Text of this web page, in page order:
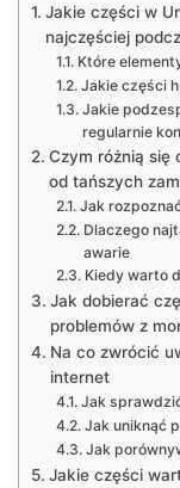
Jakie części w
najczęściej
Które
Jakie części
Jakie
regularnie
Czym różnią się
od tańszych
Jak
Dlaczego
awarie
Kiedy warto
Jak dobierać
problemów z
Na co zwrócić
internet
Jak
Jak uniknąć
Jak
Jakie części